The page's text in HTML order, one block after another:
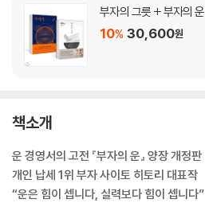
부자의 그릇 + 부자의 운
10% 30,600원
책소개
운 경영서의 고전 『부자의 운』 양장 개정판
개인 납세 1위 부자 사이토 히토리 대표작
“운은 힘이 셉니다, 실력보다 힘이 셉니다”